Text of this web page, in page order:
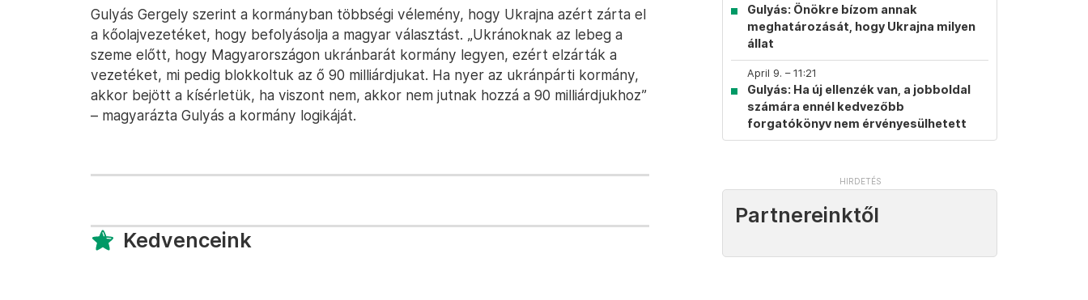
Gulyás Gergely szerint a kormányban többségi vélemény, hogy Ukrajna azért zárta el
a kőolajvezetéket, hogy befolyásolja a magyar választást. „Ukránoknak az lebeg a
szeme előtt, hogy Magyarországon ukránbarát kormány legyen, ezért elzárták a
vezetéket, mi pedig blokkoltuk az ő 90 milliárdjukat. Ha nyer az ukránpárti kormány,
akkor bejött a kísérletük, ha viszont nem, akkor nem jutnak hozzá a 90 milliárdjukhoz”
– magyarázta Gulyás a kormány logikáját.
Kedvenceink
Gulyás: Önökre bízom annak
meghatározását, hogy Ukrajna milyen
állat
April 9. – 11:21
Gulyás: Ha új ellenzék van, a jobboldal
számára ennél kedvezőbb
forgatókönyv nem érvényesülhetett
Partnereinktől